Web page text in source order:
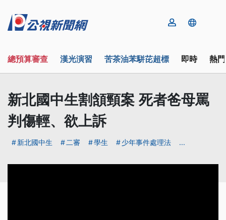
總預算審查 漢光演習 苦茶油苯駢芘超標 即時 熱
新北國中生割頷頸案 死者爸母罵
判傷輕、欲上訴
新北國中生 二審 學生 少年事件處理法 ...